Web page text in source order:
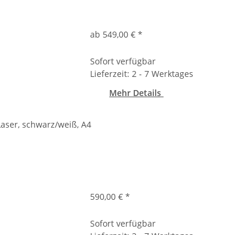
ab 549,00 €*
Sofort verfügbar
Lieferzeit: 2 - 7 Werktages
Mehr Details
schwarz/weiß, A4
590,00 €*
Sofort verfügbar